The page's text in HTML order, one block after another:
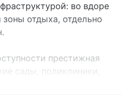
во вдоре
отдыха, отдельно
престижная
сады, поликлиники,
транспорта, все